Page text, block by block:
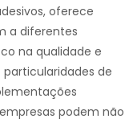
oferece
a diferentes
na qualidade e
de
podem não